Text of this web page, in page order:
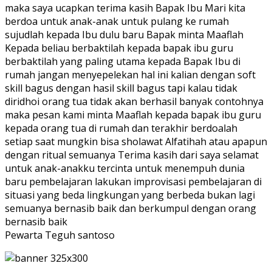
maka saya ucapkan terima kasih Bapak Ibu Mari kita
berdoa untuk anak-anak untuk pulang ke rumah
sujudlah kepada Ibu dulu baru Bapak minta Maaflah
Kepada beliau berbaktilah kepada bapak ibu guru
berbaktilah yang paling utama kepada Bapak Ibu di
rumah jangan menyepelekan hal ini kalian dengan soft
skill bagus dengan hasil skill bagus tapi kalau tidak
diridhoi orang tua tidak akan berhasil banyak contohnya
maka pesan kami minta Maaflah kepada bapak ibu guru
kepada orang tua di rumah dan terakhir berdoalah
setiap saat mungkin bisa sholawat Alfatihah atau apapun
dengan ritual semuanya Terima kasih dari saya selamat
untuk anak-anakku tercinta untuk menempuh dunia
baru pembelajaran lakukan improvisasi pembelajaran di
situasi yang beda lingkungan yang berbeda bukan lagi
semuanya bernasib baik dan berkumpul dengan orang
bernasib baik
Pewarta Teguh santoso